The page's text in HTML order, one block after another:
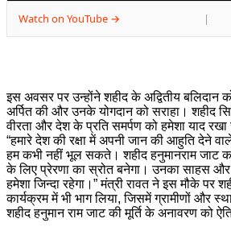
Watch on YouTube → |
इस अवसर पर उन्होंने शहीद के अद्वितीय बलिदान
अर्पित की और उनके योगदान को सराहा। शहीद
वीरता और देश के प्रति समर्पण को हमेशा याद रखा
“हमारे देश की रक्षा में अपनी जान की आहुति देने
हम कभी नहीं भूल सकते। शहीद हनुमानराम जाट
के लिए प्रेरणा का स्रोत बनेगा। उनका साहस और
हमेशा जिन्दा रहेगा।” मंत्री रावत ने इस मौके पर
कार्यक्रम में भी भाग लिया, जिसमें ग्रामीणों और
शहीद हनुमान राम जाट की मूर्ति के अनावरण को